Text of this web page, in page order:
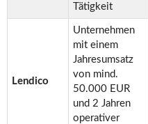
Tätigkeit
Lendico
Unternehmen
mit einem
Jahresumsatz
von mind.
50.000 EUR
und 2 Jahren
operativer